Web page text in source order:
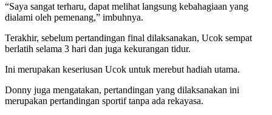
“Saya sangat terharu, dapat melihat langsung kebahagiaan yang
dialami oleh pemenang,” imbuhnya.
Terakhir, sebelum pertandingan final dilaksanakan, Ucok sempat
berlatih selama 3 hari dan juga kekurangan tidur.
Ini merupakan keseriusan Ucok untuk merebut hadiah utama.
Donny juga mengatakan, pertandingan yang dilaksanakan ini
merupakan pertandingan sportif tanpa ada rekayasa.